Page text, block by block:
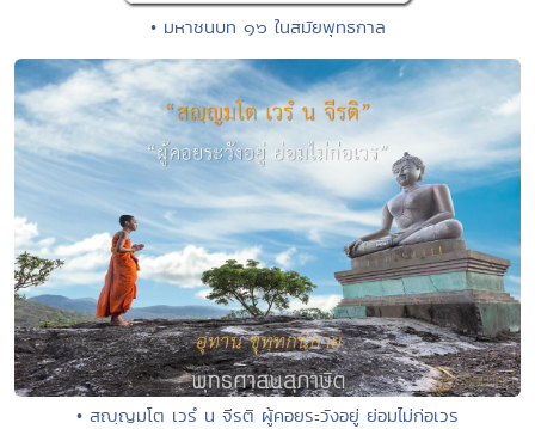
• มหาชนบท ๑๖ ในสมัยพุทธกาล
• สญฺญมโต เวรํ น จีรติ ผู้คอยระวังอยู่ ย่อมไม่ก่อเวร